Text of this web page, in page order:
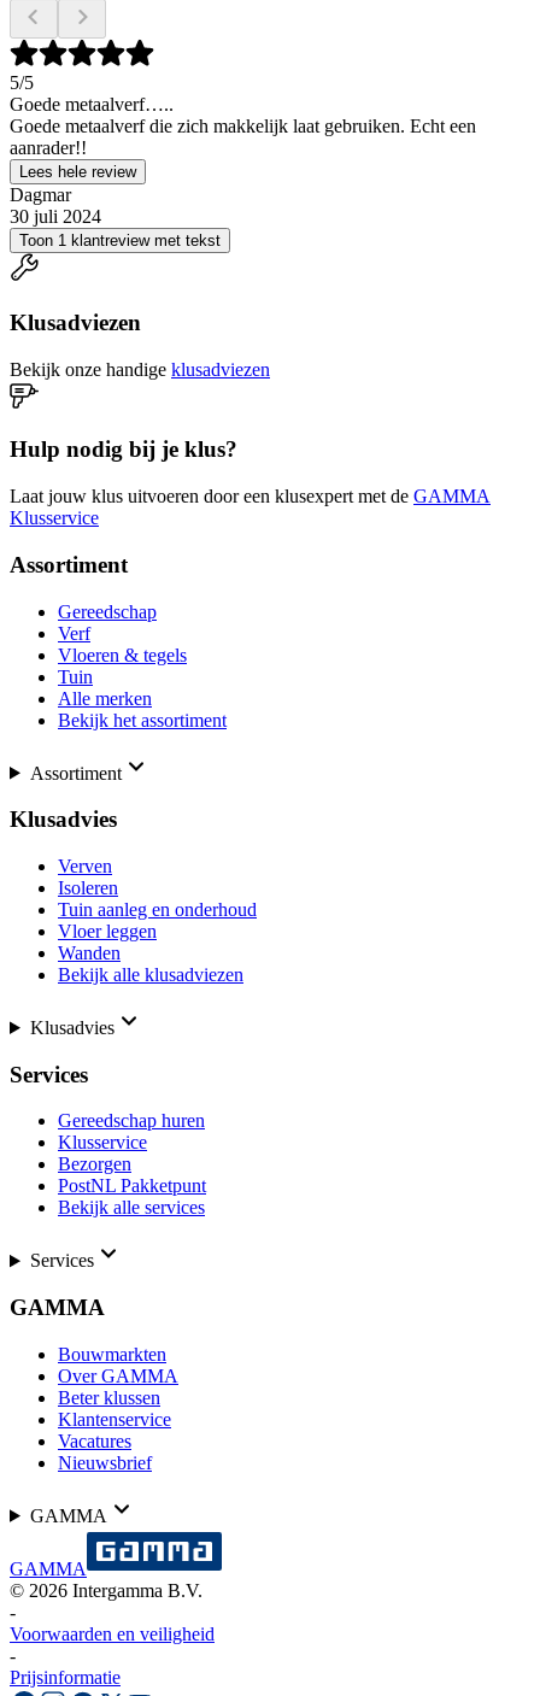
5/5
Goede metaalverf…..
Goede metaalverf die zich makkelijk laat gebruiken. Echt een
aanrader!!
Lees hele review
Dagmar
30 juli 2024
Toon 1 klantreview met tekst
Klusadviezen
Bekijk onze handige klusadviezen
Hulp nodig bij je klus?
Laat jouw klus uitvoeren door een klusexpert met de GAMMA
Klusservice
Assortiment
Gereedschap
Verf
Vloeren & tegels
Tuin
Alle merken
Bekijk het assortiment
Assortiment
Klusadvies
Verven
Isoleren
Tuin aanleg en onderhoud
Vloer leggen
Wanden
Bekijk alle klusadviezen
Klusadvies
Services
Gereedschap huren
Klusservice
Bezorgen
PostNL Pakketpunt
Bekijk alle services
Services
GAMMA
Bouwmarkten
Over GAMMA
Beter klussen
Klantenservice
Vacatures
Nieuwsbrief
GAMMA
GAMMA
© 2026 Intergamma B.V.
-
Voorwaarden en veiligheid
-
Prijsinformatie